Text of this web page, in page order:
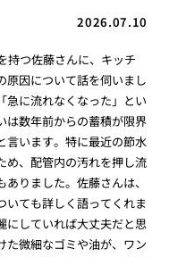
2026.07.10
持つ佐藤さんに、キッチ
原因について話を伺いまし
急に流れなくなった」とい
は数年前からの蓄積が限界
言います。特に最近の節水
め、配管内の汚れを押し流
りました。佐藤さんは、
いても詳しく語ってくれま
にしていれば大丈夫だと思
た微細なゴミや油が、ワン